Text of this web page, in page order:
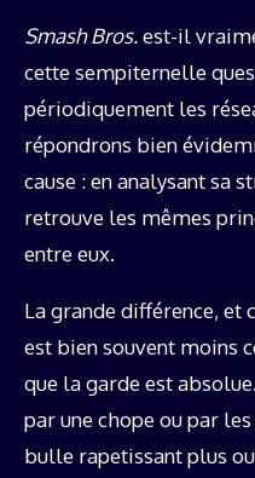
Smash Bros.est-il
cette sempiternelle
périodiquement les
répondrons bien
cause : en analysant sa
retrouve les mêmes
entre eux.
La grande différence, et
est bien souvent moins
que la garde est
par une chope ou par
bulle rapetissant plus